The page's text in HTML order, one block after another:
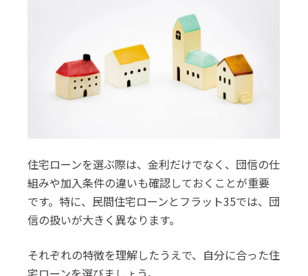
住宅ローンを選ぶ際は、金利だけでなく、団信の仕
組みや加入条件の違いも確認しておくことが重要
です。特に、民間住宅ローンとフラット35では、団
信の扱いが大きく異なります。
それぞれの特徴を理解したうえで、自分に合った住